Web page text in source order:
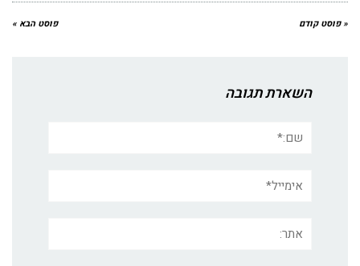
« פוסט קודם פוסט הבא »
השארת תגובה